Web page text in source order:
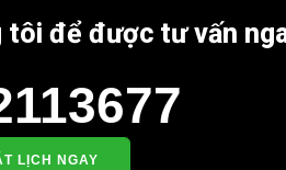
tôi để được tư vấn
LỊCH NGAY